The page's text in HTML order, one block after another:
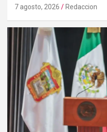
7 agosto, 2026 Redaccion